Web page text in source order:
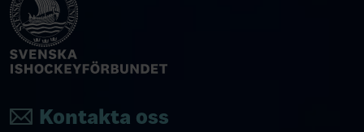
Kontakta oss